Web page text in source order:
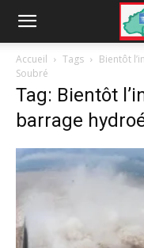
Accueil Tags
Bientôt
Soubré
Tag: Bientôt
barrage